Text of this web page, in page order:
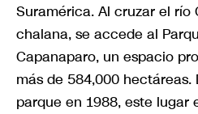
Suramérica. Al cruzar el río
chalana, se accede al
Capanaparo, un espacio
más de 584,000
parque en 1988, este lugar